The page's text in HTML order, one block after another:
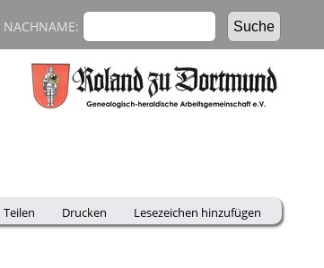
NACHNAME:
Teilen Drucken Lesezeichen hinzufügen